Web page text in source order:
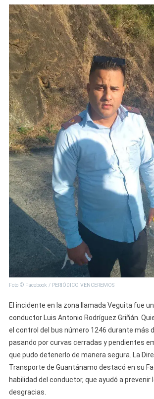
Foto © Facebook / PERIÓDICO VENCEREMOS
El incidente en la zona llamada Veguita fue
conductor Luis Antonio Rodríguez Griñán.
el control del bus número 1246 durante más
pasando por curvas cerradas y pendientes
que pudo detenerlo de manera segura. La
Transporte de Guantánamo destacó en su
habilidad del conductor, que ayudó a prevenir
desgracias.